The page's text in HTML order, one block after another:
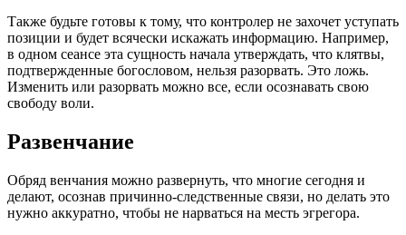
Также будьте готовы к тому, что контролер не захочет уступать
позиции и будет всячески искажать информацию. Например,
в одном сеансе эта сущность начала утверждать, что клятвы,
подтвержденные богословом, нельзя разорвать. Это ложь.
Изменить или разорвать можно все, если осознавать свою
свободу воли.
Развенчание
Обряд венчания можно развернуть, что многие сегодня и
делают, осознав причинно-следственные связи, но делать это
нужно аккуратно, чтобы не нарваться на месть эгрегора.